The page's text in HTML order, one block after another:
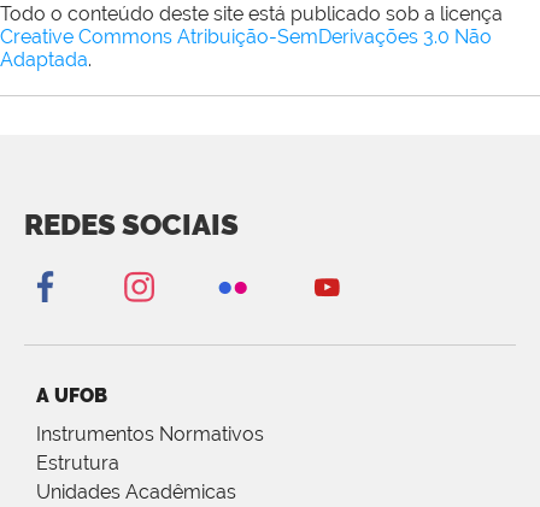
Todo o conteúdo deste site está publicado sob a licença
Creative Commons Atribuição-SemDerivações 3.0 Não
Adaptada.
REDES SOCIAIS
A UFOB
Instrumentos Normativos
Estrutura
Unidades Acadêmicas